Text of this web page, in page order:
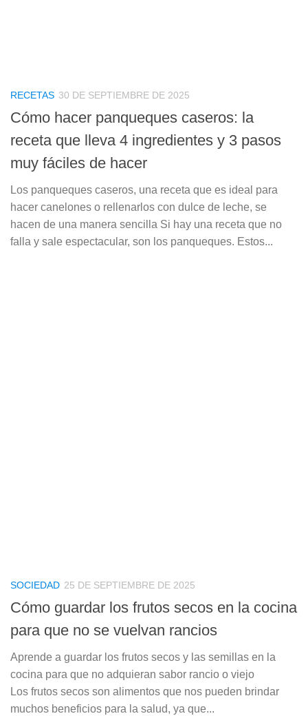
RECETAS 30 DE SEPTIEMBRE DE 2025
Cómo hacer panqueques caseros: la
receta que lleva 4 ingredientes y 3 pasos
muy fáciles de hacer
Los panqueques caseros, una receta que es ideal para
hacer canelones o rellenarlos con dulce de leche, se
hacen de una manera sencilla Si hay una receta que no
falla y sale espectacular, son los panqueques. Estos...
SOCIEDAD 25 DE SEPTIEMBRE DE 2025
Cómo guardar los frutos secos en la cocina
para que no se vuelvan rancios
Aprende a guardar los frutos secos y las semillas en la
cocina para que no adquieran sabor rancio o viejo
Los frutos secos son alimentos que nos pueden brindar
muchos beneficios para la salud, ya que...